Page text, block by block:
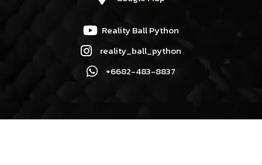
Reality Ball Python
reality_ball_python
+6682-483-8837